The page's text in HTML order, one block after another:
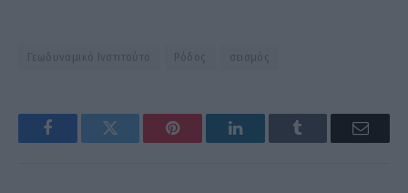
Γεωδυναμικό Ινστιτούτο Ρόδος σεισμός
FacebookTwitter Pinterest LinkedInTumblr Email